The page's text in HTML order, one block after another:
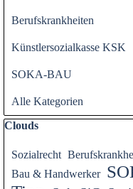
Berufskrankheiten
Künstlersozialkasse KSK
SOKA-BAU
Alle Kategorien
Block überspringen Clouds
Clouds
Sozialrecht
Bau & Handwerker